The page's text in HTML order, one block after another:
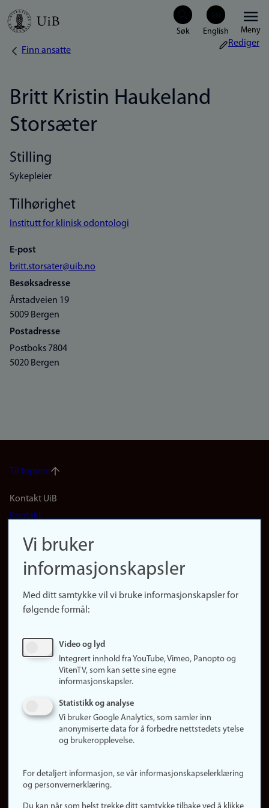
Hopp
Meny
Navigasjonssti
Finn ansatte
Rediger
Britt Kristin Haukeland
Storsæter
Stilling
Sykepleier
Tilhørighet
Institutt for klinisk odontologi
E-post
britt.storsater@uib.no
Besøksadresse
Årstadveien 19
5009 Bergen
Postadresse
Postboks 7804
5020 Bergen
Til toppen
Footer
(no)
Kontakt UiB
Kontakt
Finn forsker
Presse
Finn studier
Ledige stillinger
Om nettstedet
Informasjonskapsler
Personvern
Vi bruker
informasjonskapsler
Med ditt samtykke vil vi bruke informasjonskapsler for
følgende formål:
Video og lyd
Integrert innhold fra YouTube, Vimeo, Panopto og
VitenTV, som kan sette sine egne
informasjonskapsler.
Statistikk og analyse
Vi bruker Google Analytics, som samler inn
anonymiserte data for å forbedre nettstedets ytelse
og brukeropplevelse.
For detaljert informasjon, se vår informasjonskapselerklæring
og personvernerklæring.